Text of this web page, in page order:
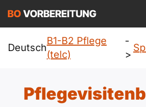
Pflege (telc)
DTZ
A1 Allgemein
Einloggen ist
Deutsch
B1-B2 Pflege
(telc)
-
>